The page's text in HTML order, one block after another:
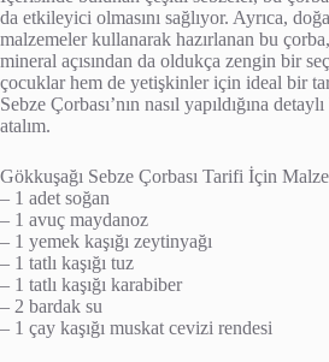
da etkileyici olmasını sağlıyor. Ayrıca,
malzemeler kullanarak hazırlanan bu
mineral açısından da oldukça zengin bir
çocuklar hem de yetişkinler için ideal bir
Sebze Çorbası’nın nasıl yapıldığına
atalım.
Gökkuşağı Sebze Çorbası Tarifi İçin
– 1 adet soğan
– 1 avuç maydanoz
– 1 yemek kaşığı zeytinyağı
– 1 tatlı kaşığı tuz
– 1 tatlı kaşığı karabiber
– 2 bardak su
– 1 çay kaşığı muskat cevizi rendesi